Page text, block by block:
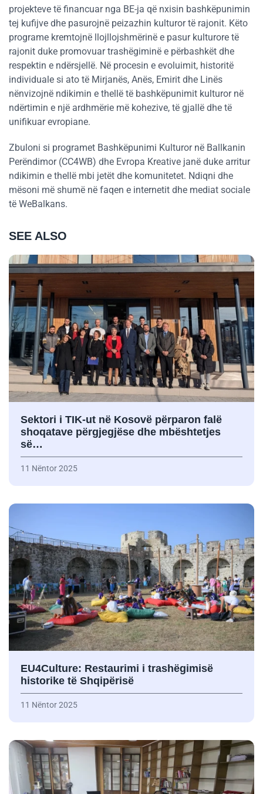
projekteve të financuar nga BE-ja që nxisin bashkëpunimin
tej kufijve dhe pasurojnë peizazhin kulturor të rajonit. Këto
programe kremtojnë llojllojshmërinë e pasur kulturore të
rajonit duke promovuar trashëgiminë e përbashkët dhe
respektin e ndërsjellë. Në procesin e evoluimit, historitë
individuale si ato të Mirjanës, Anës, Emirit dhe Linës
nënvizojnë ndikimin e thellë të bashkëpunimit kulturor në
ndërtimin e një ardhmërie më kohezive, të gjallë dhe të
unifikuar evropiane.
Zbuloni si programet Bashkëpunimi Kulturor në Ballkanin
Perëndimor (CC4WB) dhe Evropa Kreative janë duke arritur
ndikimin e thellë mbi jetët dhe komunitetet. Ndiqni dhe
mësoni më shumë në faqen e internetit dhe mediat sociale
të WeBalkans.
SEE ALSO
Sektori i TIK-ut në Kosovë përparon falë
shoqatave përgjegjëse dhe mbështetjes
së…
11 Nëntor 2025
EU4Culture: Restaurimi i trashëgimisë
historike të Shqipërisë
11 Nëntor 2025